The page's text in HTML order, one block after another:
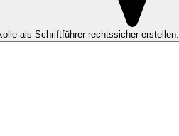
als Schriftführer rechtssicher erstellen.